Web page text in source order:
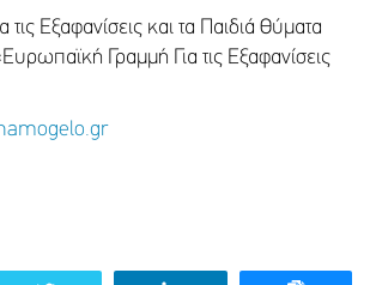
τις Εξαφανίσεις και τα Παιδιά Θύματα
Γραμμή Για τις Εξαφανίσεις